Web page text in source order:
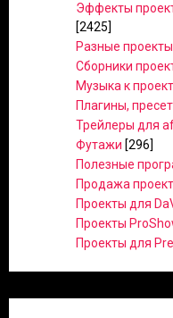
Эффекты
[2425]
Разные
Сборники
Музыка к
Плагины,
Трейлеры для
Футажи [296]
Полезные
Продажа
Проекты для
Проекты
Проекты для